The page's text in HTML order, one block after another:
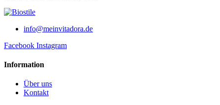
info@meinvitadora.de
Facebook Instagram
Information
Über uns
Kontakt